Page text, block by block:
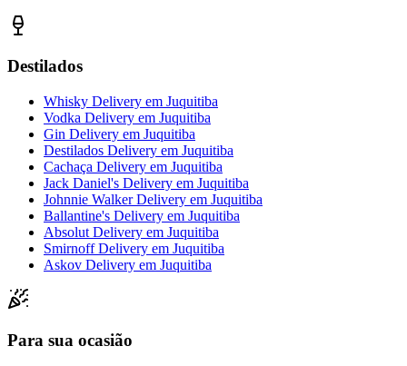
Destilados
Whisky Delivery em Juquitiba
Vodka Delivery em Juquitiba
Gin Delivery em Juquitiba
Destilados Delivery em Juquitiba
Cachaça Delivery em Juquitiba
Jack Daniel's Delivery em Juquitiba
Johnnie Walker Delivery em Juquitiba
Ballantine's Delivery em Juquitiba
Absolut Delivery em Juquitiba
Smirnoff Delivery em Juquitiba
Askov Delivery em Juquitiba
Para sua ocasião